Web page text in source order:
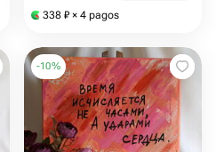
338 ₽ × 4 pagos
-10%